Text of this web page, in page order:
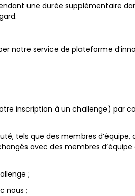
une durée supplémentaire
notre service de plateforme
inscription à un challenge) par
tels que des membres d’équipe,
avec des membres
;
nous ;